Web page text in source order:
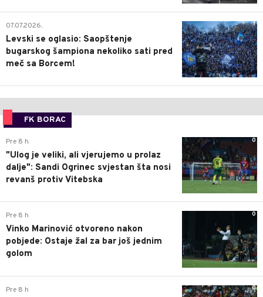
1
07.07.2026.
Levski se oglasio: Saopštenje
bugarskog šampiona nekoliko sati pred
meč sa Borcem!
FK BORAC
0
Pre 8 h
"Ulog je veliki, ali vjerujemo u prolaz
dalje": Sandi Ogrinec svjestan šta nosi
revanš protiv Vitebska
0
Pre 8 h
Vinko Marinović otvoreno nakon
pobjede: Ostaje žal za bar još jednim
golom
0
Pre 8 h